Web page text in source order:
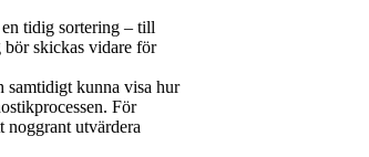
tidig sortering – till
skickas vidare för
kunna visa hur
För
noggrant utvärdera